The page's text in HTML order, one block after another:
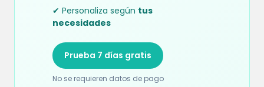
✔ Personaliza según tus
necesidades
Prueba 7 días gratis
No se requieren datos de pago